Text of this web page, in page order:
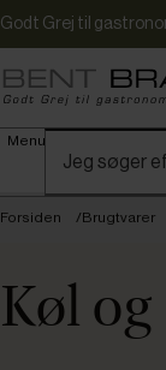
Godt Grej til
Menu
Forsiden Brugtvarer
Køl